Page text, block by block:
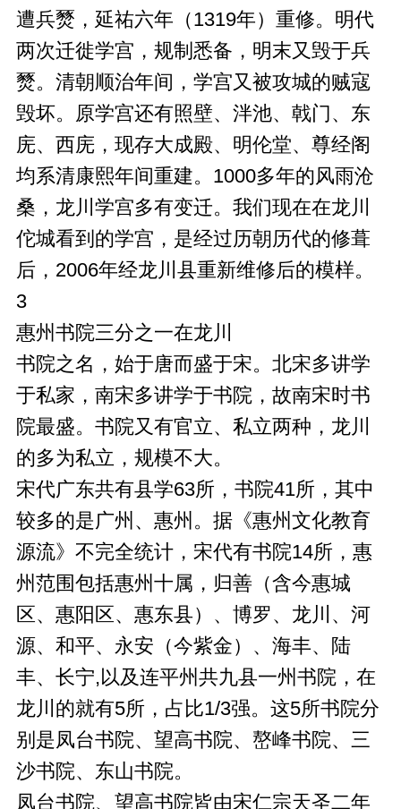
遭兵燹，延祐六年（1319年）重修。明代
两次迁徙学宫，规制悉备，明末又毁于兵
燹。清朝顺治年间，学宫又被攻城的贼寇
毁坏。原学宫还有照壁、泮池、戟门、东
庑、西庑，现存大成殿、明伦堂、尊经阁
均系清康熙年间重建。1000多年的风雨沧
桑，龙川学宫多有变迁。我们现在在龙川
佗城看到的学宫，是经过历朝历代的修葺
后，2006年经龙川县重新维修后的模样。
3
惠州书院三分之一在龙川
书院之名，始于唐而盛于宋。北宋多讲学
于私家，南宋多讲学于书院，故南宋时书
院最盛。书院又有官立、私立两种，龙川
的多为私立，规模不大。
宋代广东共有县学63所，书院41所，其中
较多的是广州、惠州。据《惠州文化教育
源流》不完全统计，宋代有书院14所，惠
州范围包括惠州十属，归善（含今惠城
区、惠阳区、惠东县）、博罗、龙川、河
源、和平、永安（今紫金）、海丰、陆
丰、长宁,以及连平州共九县一州书院，在
龙川的就有5所，占比1/3强。这5所书院分
别是凤台书院、望高书院、嶅峰书院、三
沙书院、东山书院。
凤台书院、望高书院皆由宋仁宗天圣二年